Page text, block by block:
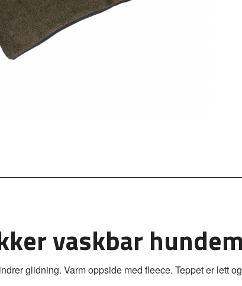
vaskbar
glidning. Varm oppside med fleece. Teppet er lett